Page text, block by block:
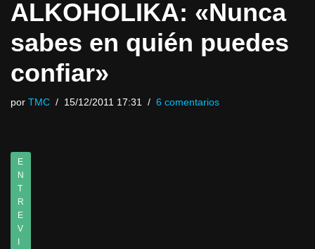
ALKOHOLIKA: «Nunca
sabes en quién puedes
confiar»
por TMC 15/12/2011 17:31 6 comentarios
E
N
T
R
E
V
I